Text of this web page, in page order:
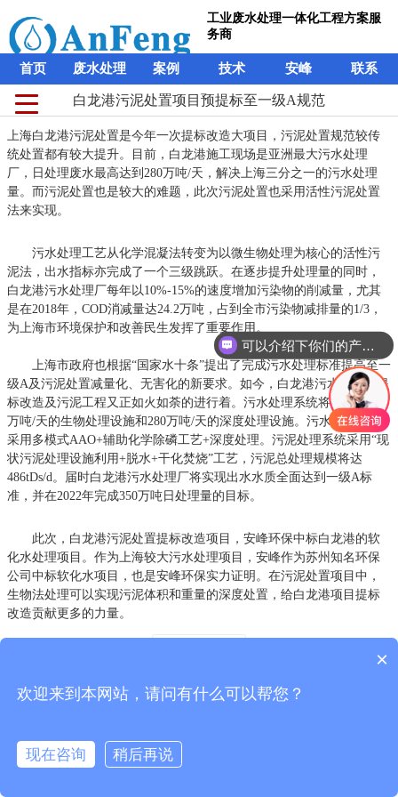
工业废水处理一体化工程方案服
务商
首页 废水处理 案例 技术 安峰 联系
白龙港污泥处置项目预提标至一级A规范
上海白龙港污泥处置是今年一次提标改造大项目，污泥处置规范较传
统处置都有较大提升。目前，白龙港施工现场是亚洲最大污水处理
厂，日处理废水最高达到280万吨/天，解决上海三分之一的污水处理
量。而污泥处置也是较大的难题，此次污泥处置也采用活性污泥处置
法来实现。
污水处理工艺从化学混凝法转变为以微生物处理为核心的活性污
泥法，出水指标亦完成了一个三级跳跃。在逐步提升处理量的同时，
白龙港污水处理厂每年以10%-15%的速度增加污染物的削减量，尤其
是在2018年，COD消减量达24.2万吨，占到全市污染物减排量的1/3，
为上海市环境保护和改善民生发挥了重要作用。
上海市政府也根据“国家水十条”提出了完成污水处理标准提高至一
级A及污泥处置减量化、无害化的新要求。如今，白龙港污水处理厂提
标改造及污泥工程又正如火如荼的进行着。污水处理系统将会新建120
万吨/天的生物处理设施和280万吨/天的深度处理设施。污水处理工艺
采用多模式AAO+辅助化学除磷工艺+深度处理。污泥处理系统采用“现
状污泥处理设施利用+脱水+干化焚烧”工艺，污泥总处理规模将达
486tDs/d。届时白龙港污水处理厂将实现出水水质全面达到一级A标
准，并在2022年完成350万吨日处理量的目标。
此次，白龙港污泥处置提标改造项目，安峰环保中标白龙港的软
化水处理项目。作为上海较大污水处理项目，安峰作为苏州知名环保
公司中标软化水项目，也是安峰环保实力证明。在污泥处置项目中，
生物法处理可以实现污泥体积和重量的深度处置，给白龙港项目提标
改造贡献更多的力量。
服务邮箱：service@anfengtech.com | 地址：苏州工业园区唯文路8号D栋 | 传真：
0512-82175780 | 电话：400-058-1098
可以介绍下你们的产品么？
×
欢迎来到本网站，请问有什么可以帮您？
现在咨询 稍后再说